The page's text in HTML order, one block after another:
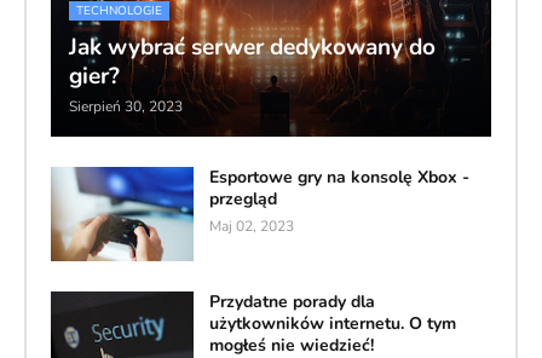
TECHNOLOGIE
Jak wybrać serwer dedykowany do
gier?
Sierpień 30, 2023
Esportowe gry na konsolę Xbox -
przegląd
Maj 02, 2023
Przydatne porady dla
użytkowników internetu. O tym
mogłeś nie wiedzieć!